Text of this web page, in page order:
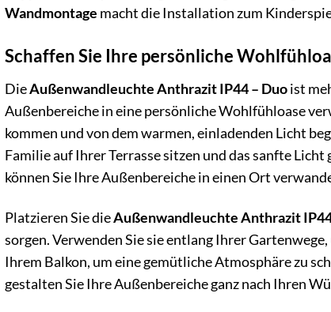
Wandmontage macht die Installation zum
Schaffen Sie Ihre persönliche
DieAußenwandleuchte Anthrazit IP44 – Duoist
Außenbereiche in eine persönliche Wohlfühloase
kommen und von dem warmen, einladenden Licht
Familie auf Ihrer Terrasse sitzen und das sanfte
können Sie Ihre Außenbereiche in einen Ort
Platzieren Sie dieAußenwandleuchte Anthrazit
sorgen. Verwenden Sie sie entlang Ihrer
Ihrem Balkon, um eine gemütliche Atmosphäre zu
gestalten Sie Ihre Außenbereiche ganz nach Ihren